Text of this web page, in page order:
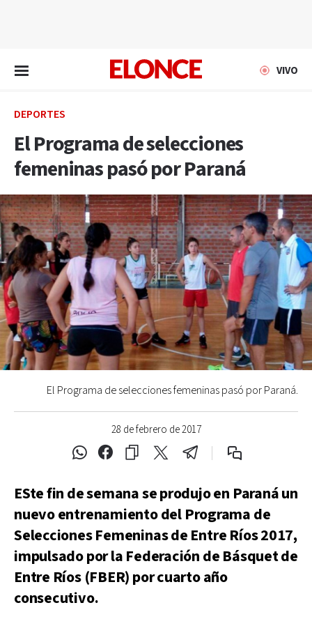
VIVO
DEPORTES
El Programa de selecciones
femeninas pasó por Paraná
28 de febrero de 2017
El Programa de selecciones femeninas pasó por Paraná.
ESte fin de semana se produjo en Paraná un
nuevo entrenamiento del Programa de
Selecciones Femeninas de Entre Ríos 2017,
impulsado por la Federación de Básquet de
Entre Ríos (FBER) por cuarto año
consecutivo.